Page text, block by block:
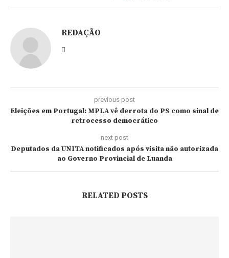
REDAÇÃO
previous post
Eleições em Portugal: MPLA vê derrota do PS como sinal de
retrocesso democrático
next post
Deputados da UNITA notificados após visita não autorizada
ao Governo Provincial de Luanda
RELATED POSTS